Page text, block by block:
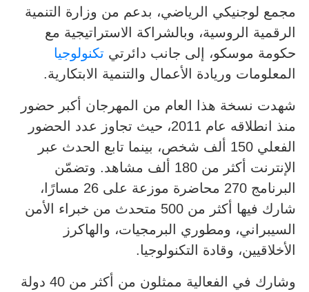
مجمع لوجنيكي الرياضي، بدعم من وزارة التنمية
الرقمية الروسية، وبالشراكة الاستراتيجية مع
حكومة موسكو، إلى جانب دائرتي تكنولوجيا
المعلومات وريادة الأعمال والتنمية الابتكارية.
شهدت نسخة هذا العام من المهرجان أكبر حضور
منذ انطلاقه عام 2011، حيث تجاوز عدد الحضور
الفعلي 150 ألف شخص، بينما تابع الحدث عبر
الإنترنت أكثر من 180 ألف مشاهد. وتضمّن
البرنامج 270 محاضرة موزعة على 26 مسارًا،
شارك فيها أكثر من 500 متحدث من خبراء الأمن
السيبراني، ومطوري البرمجيات، والهاكرز
الأخلاقيين، وقادة التكنولوجيا.
وشارك في الفعالية ممثلون من أكثر من 40 دولة